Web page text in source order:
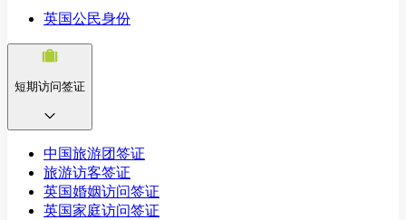
英国公民身份
短期访问签证
中国旅游团签证
旅游访客签证
英国婚姻访问签证
英国家庭访问签证